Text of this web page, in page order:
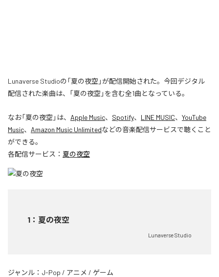
Lunaverse Studioの「夏の夜空」が配信開始された。今回デジタル
配信された楽曲は、「夏の夜空」を含む全1曲となっている。
なお「夏の夜空 」は、 Apple Music、 Spotify、 LINE MUSIC、 YouTube
Music、 Amazon Music Unlimitedなどの音楽配信サービスで聴くこと
ができる。
各配信サービス： 夏の夜空
1 ： 夏の夜空
Lunaverse Studio
ジャンル： J-Pop / アニメ / ゲーム